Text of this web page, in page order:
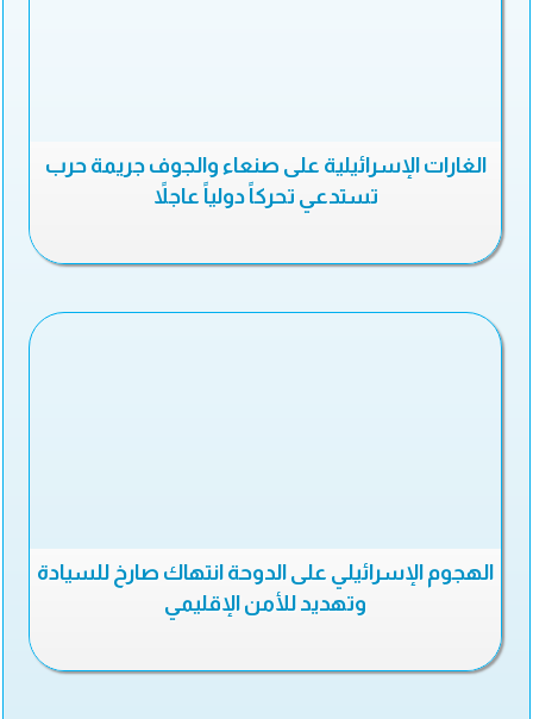
الغارات الإسرائيلية على صنعاء والجوف جريمة حرب
تستدعي تحركاً دولياً عاجلاً
الهجوم الإسرائيلي على الدوحة انتهاك صارخ للسيادة
وتهديد للأمن الإقليمي